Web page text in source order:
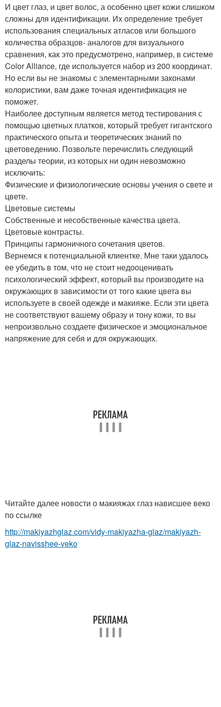
И цвет глаз, и цвет волос, а особенно цвет кожи слишком
сложны для идентификации. Их определение требует
использования специальных атласов или большого
количества образцов- аналогов для визуального
сравнения, как это предусмотрено, например, в системе
Color Alliance, где используется набор из 200 координат.
Но если вы не знакомы с элементарными законами
колористики, вам даже точная идентификация не
поможет.
Наиболее доступным является метод тестирования с
помощью цветных платков, который требует гигантского
практического опыта и теоретических знаний по
цветоведению. Позвольте перечислить следующий
разделы теории, из которых ни один невозможно
исключить:
Физические и физиологические основы учения о свете и
цвете.
Цветовые системы
Собственные и несобственные качества цвета.
Цветовые контрасты.
Принципы гармоничного сочетания цветов.
Вернемся к потенциальной клиентке. Мне таки удалось
ее убедить в том, что не стоит недооценивать
психологический эффект, который вы производите на
окружающих в зависимости от того какие цвета вы
используете в своей одежде и макияже. Если эти цвета
не соответствуют вашему образу и тону кожи, то вы
непроизвольно создаете физическое и эмоциональное
напряжение для себя и для окружающих.
Читайте далее новости о макияжах глаз нависшее веко
по ссылке
http://makiyazhglaz.com/vidy-makiyazha-glaz/makiyazh-
glaz-navisshee-veko